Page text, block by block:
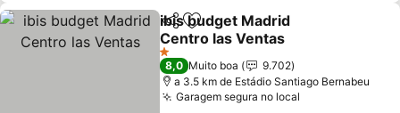
PartilharAdicionar aos favoritos
ibis budget Madrid
Centro las Ventas
1 Estrelas
8,0 Muito boa
9.702
a 3.5 km de Estádio Santiago Bernabeu
Garagem segura no local